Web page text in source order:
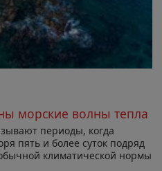
морские волны тепла
периоды, когда
пять и более суток подряд
климатической нормы